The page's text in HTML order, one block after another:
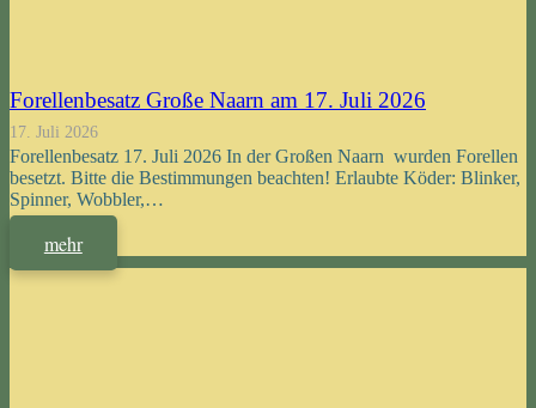
Forellenbesatz Große Naarn am 17. Juli 2026
17. Juli 2026
Forellenbesatz 17. Juli 2026 In der Großen Naarn wurden Forellen
besetzt. Bitte die Bestimmungen beachten! Erlaubte Köder: Blinker,
Spinner, Wobbler,…
mehr